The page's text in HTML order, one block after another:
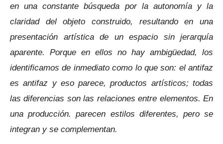
en una constante búsqueda por la autonomía y la
claridad del objeto construido, resultando en una
presentación artística de un espacio sin jerarquía
aparente. Porque en ellos no hay ambigüedad, los
identificamos de inmediato como lo que son: el antifaz
es antifaz y eso parece, productos artísticos; todas
las diferencias son las relaciones entre elementos. En
una producción.parecen estilos diferentes, pero se
integran y se complementan.